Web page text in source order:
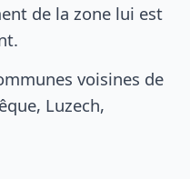
de la zone lui est
voisines de
Luzech,